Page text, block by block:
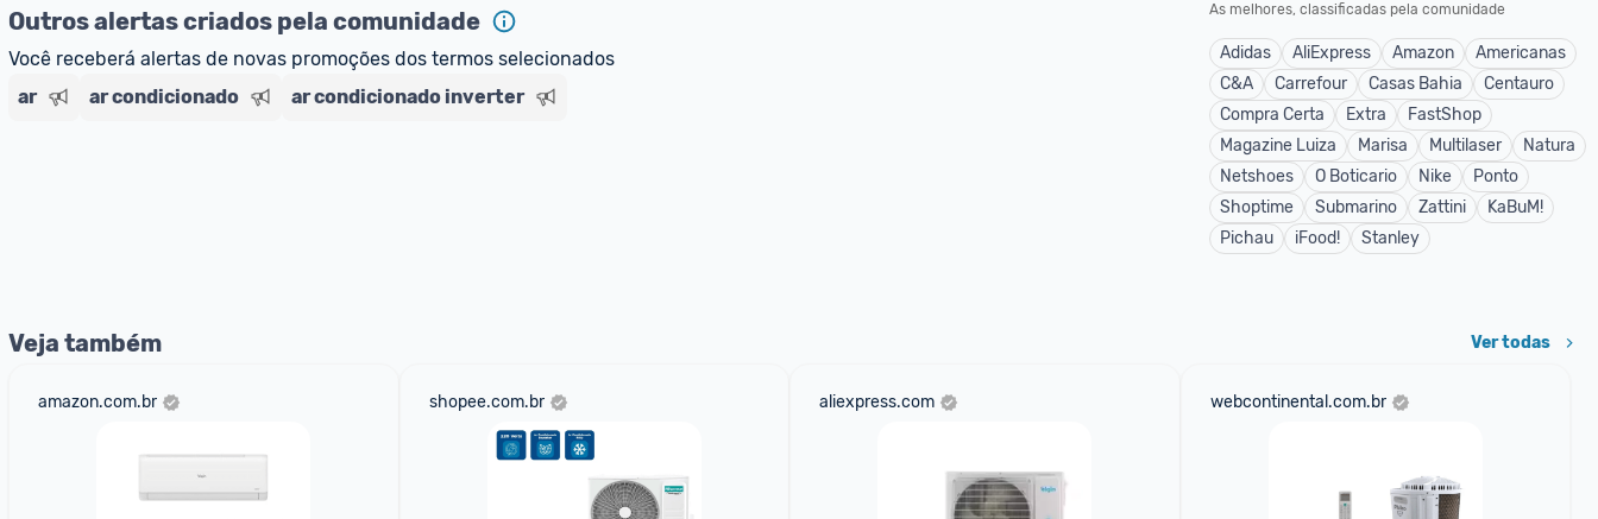
Outros alertas criados pela comunidade
Você receberá alertas de novas promoções dos termos selecionados
ar
ar condicionado ar condicionado inverter
As melhores, classificadas pela comunidade
Adidas AliExpress Amazon
Americanas
C&A
Carrefour Casas Bahia
Centauro
Compra Certa
Extra
FastShop
Magazine Luiza
Marisa Multilaser
Natura
Netshoes
O Boticario Nike
Ponto
Shoptime
Submarino Zattini
KaBuM!
Pichau
iFood! Stanley
Veja também Ver todas
amazon.com.br shopee.com.br aliexpress.com webcontinental.com.br